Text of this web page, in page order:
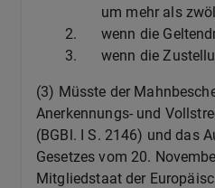
um mehr als
2.
wenn die
3.
wenn die
(3) Müsste der
Anerkennungs- und
(BGBl. I S. 2146) und das
Gesetzes vom 20.
Mitgliedstaat der